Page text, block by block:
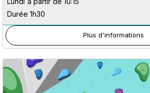
Durée 1h30
Plus d'informations